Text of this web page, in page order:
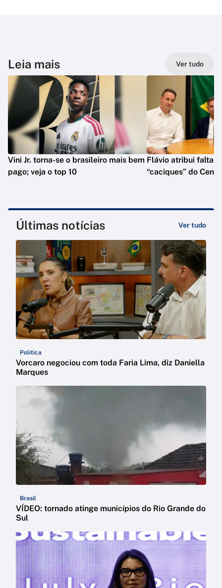
Leia mais Ver tudo
Vini Jr. torna-se o brasileiro mais bem
pago; veja o top 10
Flávio atribui falta
“caciques” do
Últimas notícias Ver tudo
Política
Vorcaro negociou com toda Faria Lima, diz Daniella
Marques
Brasil
VÍDEO: tornado atinge municípios do Rio Grande do
Sul